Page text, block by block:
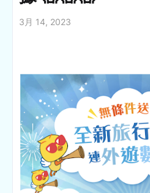
3月 14, 2023